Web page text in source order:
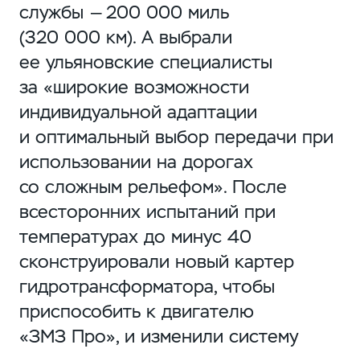
службы — 200 000 миль
(320 000 км). А выбрали
ее ульяновские специалисты
за «широкие возможности
индивидуальной адаптации
и оптимальный выбор передачи при
использовании на дорогах
со сложным рельефом». После
всесторонних испытаний при
температурах до минус 40
сконструировали новый картер
гидротрансформатора, чтобы
приспособить к двигателю
«ЗМЗ Про», и изменили систему